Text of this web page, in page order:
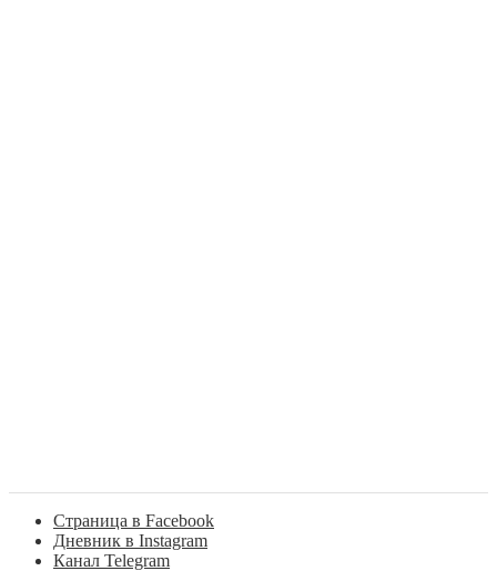
Страница в Facebook
Дневник в Instagram
Канал Telegram